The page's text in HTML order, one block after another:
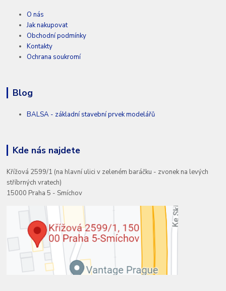
O nás
Jak nakupovat
Obchodní podmínky
Kontakty
Ochrana soukromí
Blog
BALSA - základní stavební prvek modelářů
Kde nás najdete
Křížová 2599/1 (na hlavní ulici v zeleném baráčku - zvonek na levých
stříbrných vratech)
15000 Praha 5 - Smíchov